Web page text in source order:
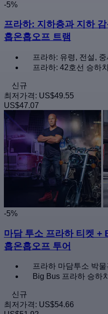
-5%
프라하: 지하층과 지하
홉온홉오프 트램
프라하: 유령, 전설,
프라하: 42호선 승하
신규
최저가격: US$49.55
US$47.07
-5%
마담 투소 프라하 티켓 +
홉온홉오프 투어
프라하 마담투소 박물
Big Bus 프라하 승하
신규
최저가격: US$54.66